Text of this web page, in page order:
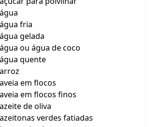
fria
gelada
ou água de coco
quente
em flocos
em flocos finos
de oliva
verdes fatiadas